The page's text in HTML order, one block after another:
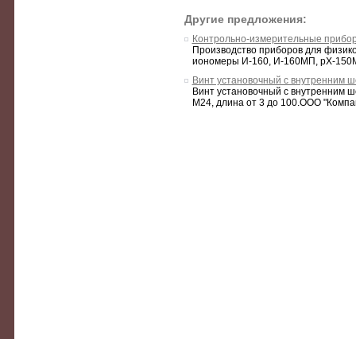
Другие предложения:
Контрольно-измерительные
Производство приборов для
иономеры И-160, И-160МП, рХ-
Винт установочный с внутренним
Винт установочный с внутренним
М24, длина от 3 до 100.ООО